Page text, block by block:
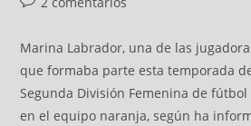
Marina Labrador, una de las
que formaba parte esta temporada
Segunda División Femenina de
en el equipo naranja, según ha